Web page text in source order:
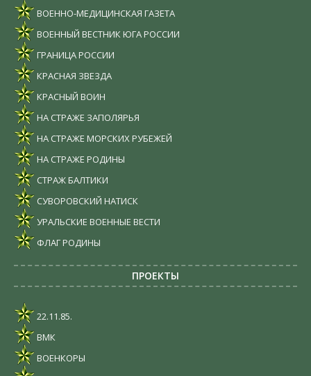
ВОЕННО-МЕДИЦИНСКАЯ ГАЗЕТА
ВОЕННЫЙ ВЕСТНИК ЮГА РОССИИ
ГРАНИЦА РОССИИ
КРАСНАЯ ЗВЕЗДА
КРАСНЫЙ ВОИН
НА СТРАЖЕ ЗАПОЛЯРЬЯ
НА СТРАЖЕ МОРСКИХ РУБЕЖЕЙ
НА СТРАЖЕ РОДИНЫ
СТРАЖ БАЛТИКИ
СУВОРОВСКИЙ НАТИСК
УРАЛЬСКИЕ ВОЕННЫЕ ВЕСТИ
ФЛАГ РОДИНЫ
ПРОЕКТЫ
22.11.85.
ВМК
ВОЕНКОРЫ